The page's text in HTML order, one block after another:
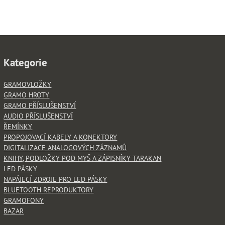
Kategorie
GRAMOVLOŽKY
GRAMO HROTY
GRAMO PŘÍSLUŠENSTVÍ
AUDIO PŘÍSLUŠENSTVÍ
ŘEMÍNKY
PROPOJOVACÍ KABELY A KONEKTORY
DIGITALIZACE ANALOGOVÝCH ZÁZNAMŮ
KNIHY, PODLOŽKY POD MYŠ A ZÁPISNÍKY TARAKAN
LED PÁSKY
NAPÁJECÍ ZDROJE PRO LED PÁSKY
BLUETOOTH REPRODUKTORY
GRAMOFONY
BAZAR